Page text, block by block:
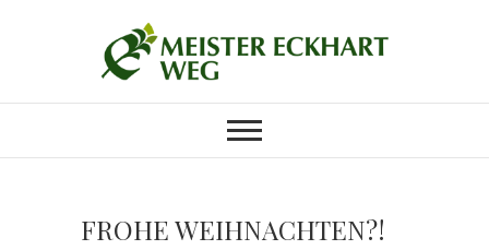
FROHE WEIHNACHTEN?!